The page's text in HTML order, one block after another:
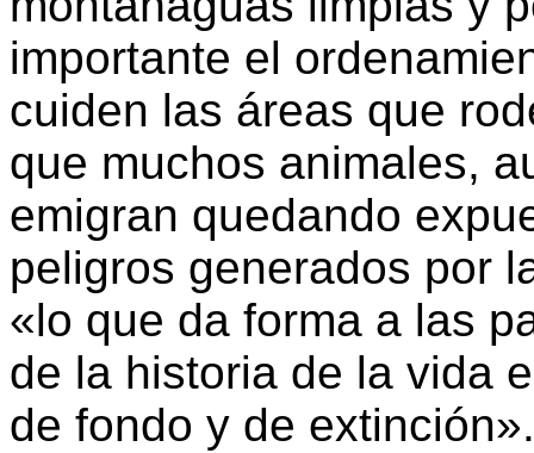
importante el
cuiden las áreas que
que muchos animales,
emigran quedando
peligros generados por
«lo que da forma a las
de la historia de la vida
de fondo y de extinción».